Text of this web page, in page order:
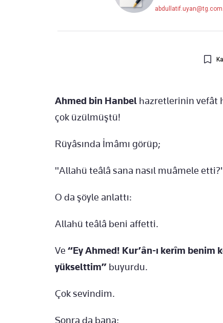
Ahmed bin Hanbel hazretlerinin vefât
çok üzülmüştü!
Rüyâsında İmâmı görüp;
"Allahü teâlâ sana nasıl muâmele
O da şöyle anlattı:
Allahü teâlâ beni affetti.
Ve “Ey Ahmed! Kur’ân-ı kerîm benim
yükselttim” buyurdu.
Çok sevindim.
Sonra da bana;